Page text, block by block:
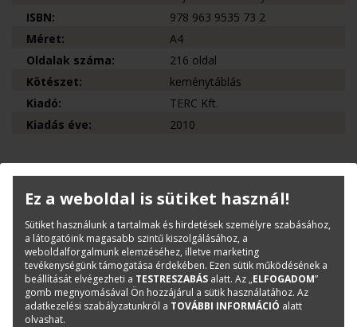
ISBN:
978 963 9535 73 2
Méret:
A4
Oldalak száma:
216 oldal
Kötészet:
keménytáblás
Kiadó:
TERC Kft.
Kiadás éve:
2010
Kérdése van?
Bernáth Klára
Könyvesboltvezető
konyvrendeles@terc.hu
+36 70 670 5194
Ez a weboldal is sütiket használ!
Sütiket használunk a tartalmak és hirdetések személyre szabásához,
a látogatóink magasabb szintű kiszolgálásához, a
weboldalforgalmunk elemzéséhez, illetve marketing
tevékenységünk támogatása érdekében. Ezen sütik működésének a
beállítását elvégezheti a TESTRESZABÁS alatt. Az „ELFOGADOM”
gomb megnyomásával Ön hozzájárul a sütik használatához. Az
adatkezelési szabályzatunkról a TOVÁBBI INFORMÁCIÓ alatt
olvashat.